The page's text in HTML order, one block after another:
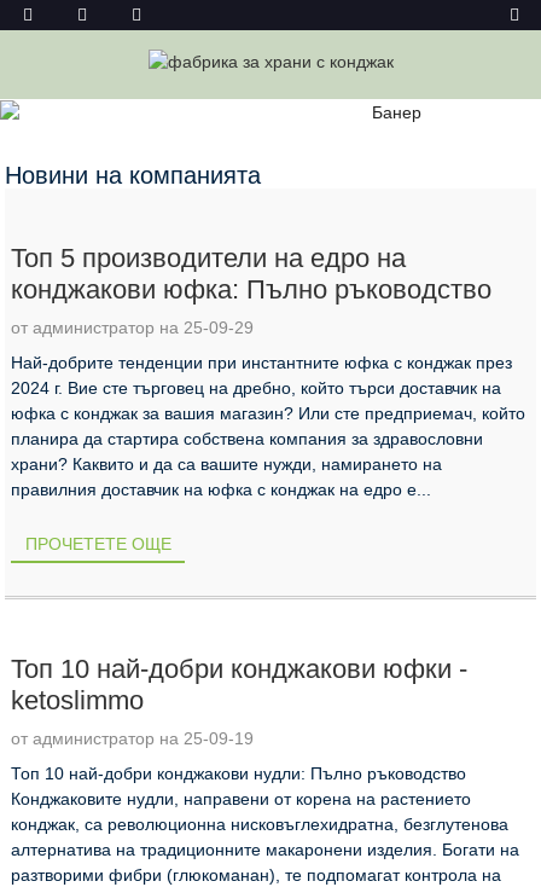
НОВИНИ НА КОМПАНИЯТА
Новини на компанията
Топ 5 производители на едро на
конджакови юфка: Пълно ръководство
от администратор на 25-09-29
Най-добрите тенденции при инстантните юфка с конджак през
2024 г. Вие сте търговец на дребно, който търси доставчик на
юфка с конджак за вашия магазин? Или сте предприемач, който
планира да стартира собствена компания за здравословни
храни? Каквито и да са вашите нужди, намирането на
правилния доставчик на юфка с конджак на едро е...
ПРОЧЕТЕТЕ ОЩЕ
Топ 10 най-добри конджакови юфки -
ketoslimmo
от администратор на 25-09-19
Топ 10 най-добри конджакови нудли: Пълно ръководство
Конджаковите нудли, направени от корена на растението
конджак, са революционна нисковъглехидратна, безглутенова
алтернатива на традиционните макаронени изделия. Богати на
разтворими фибри (глюкоманан), те подпомагат контрола на